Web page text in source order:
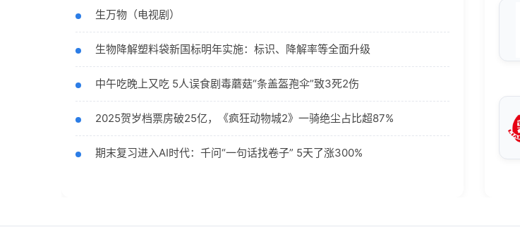
生万物（电视剧）
生物降解塑料袋新国标明年实施：标识、降解率等全面升级
中午吃晚上又吃 5人误食剧毒蘑菇“条盖盔孢伞”致3死2伤
2025贺岁档票房破25亿，《疯狂动物城2》一骑绝尘占比超87%
期末复习进入AI时代：千问“一句话找卷子” 5天了涨300%